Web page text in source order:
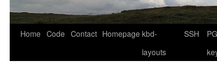
Home Code Contact Homepage kbd-
layouts
SSH